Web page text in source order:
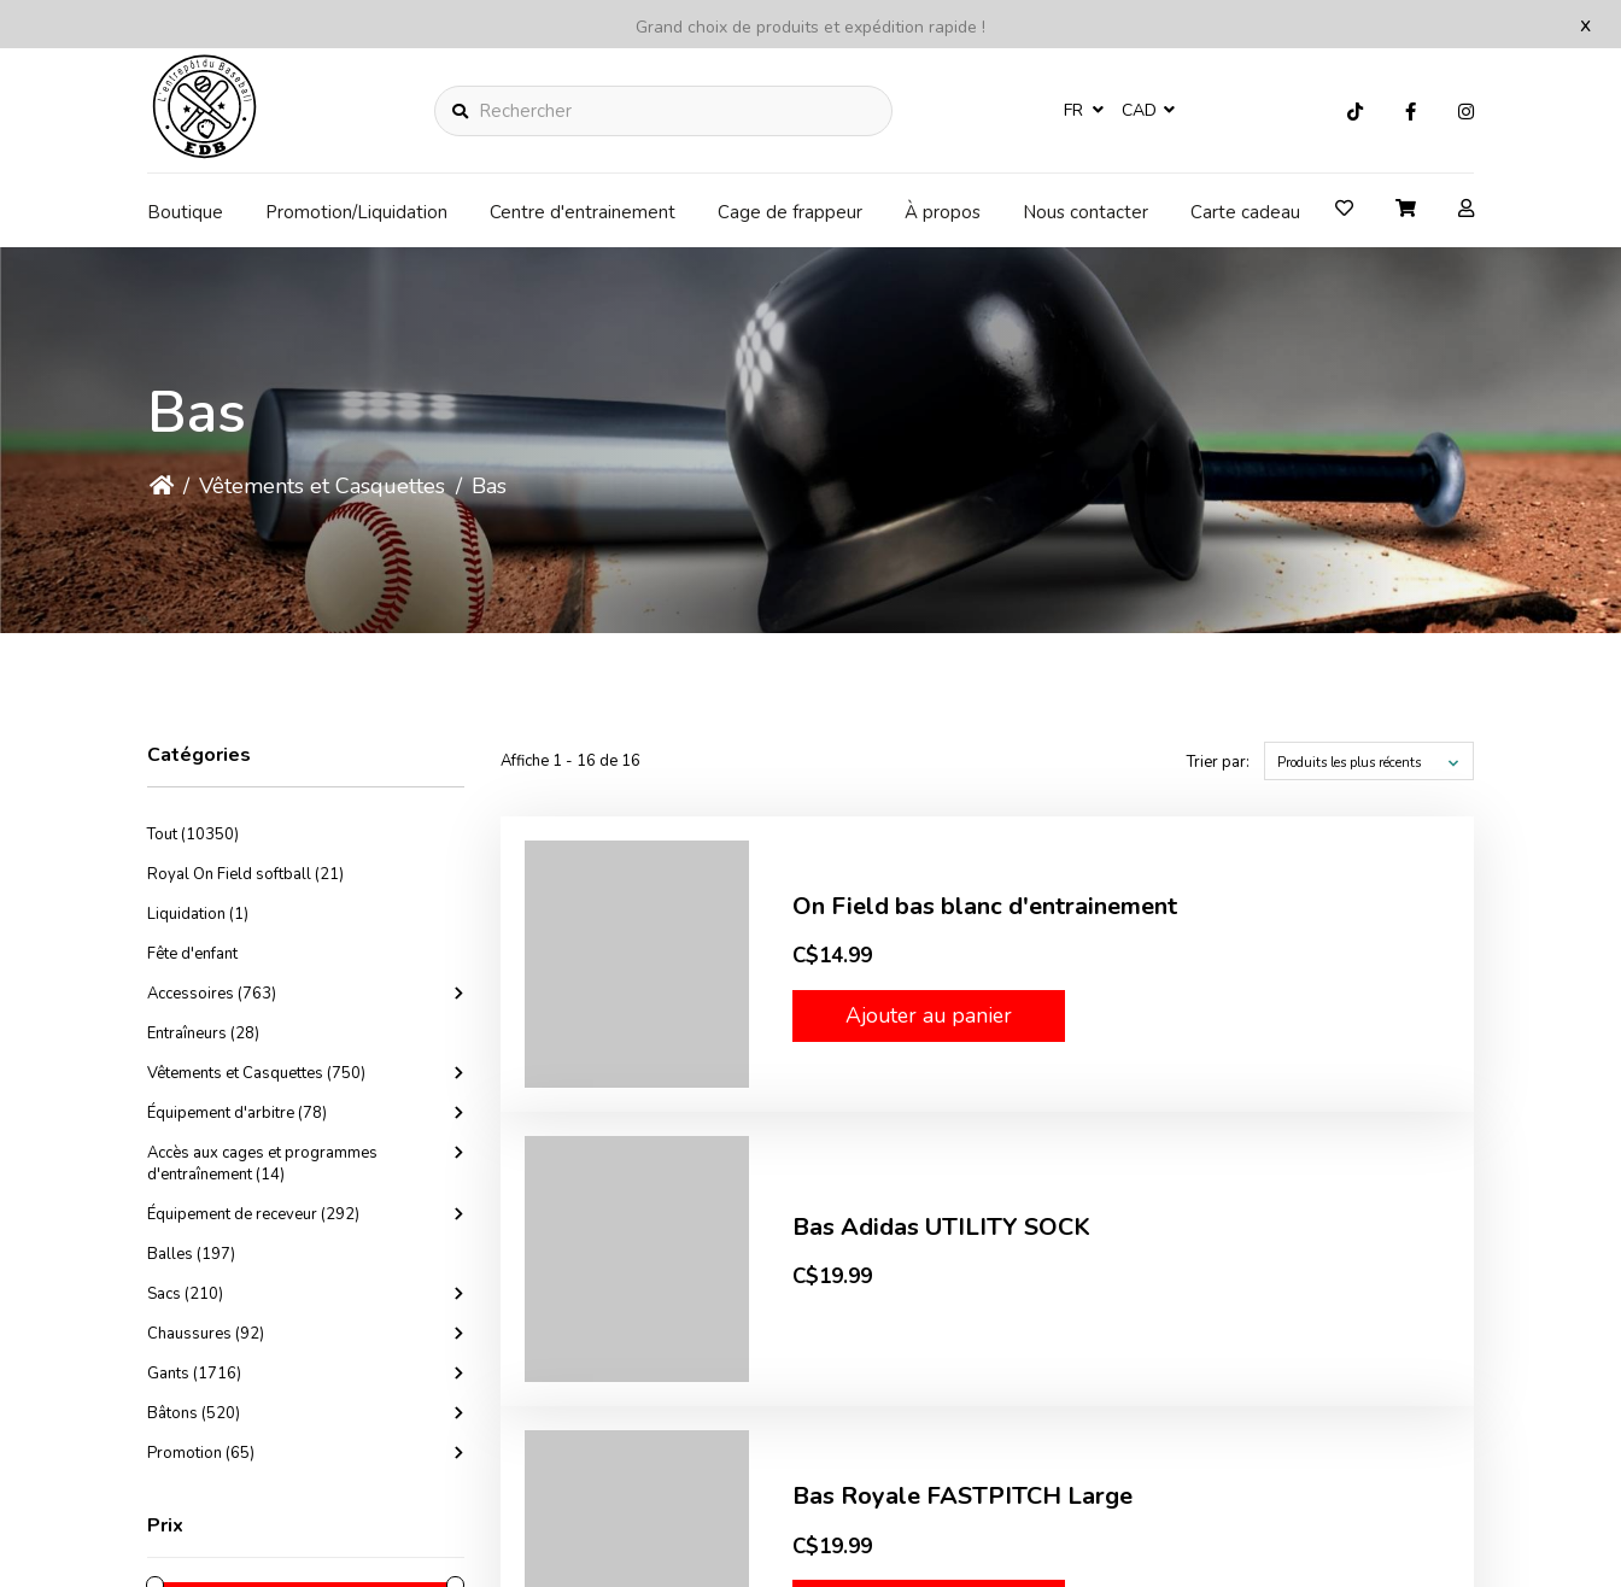
x
Grand choix de produits et expédition rapide !
Rechercher FR CAD
Boutique Promotion/Liquidation Centre d'entrainement Cage de frappeur À propos Nous contacter Carte cadeau
Bas
/ Vêtements et Casquettes / Bas
Catégories
Tout (10350)
Royal On Field softball (21)
Liquidation (1)
Fête d'enfant
Accessoires (763)
Entraîneurs (28)
Vêtements et Casquettes (750)
Équipement d'arbitre (78)
Accès aux cages et programmes
d'entraînement (14)
Équipement de receveur (292)
Balles (197)
Sacs (210)
Chaussures (92)
Gants (1716)
Bâtons (520)
Promotion (65)
Prix
Affiche 1 - 16 de 16 Trier par: Produits les plus récents
On Field bas blanc d'entrainement
C$14.99
Ajouter au panier
Bas Adidas UTILITY SOCK
C$19.99
Bas Royale FASTPITCH Large
C$19.99